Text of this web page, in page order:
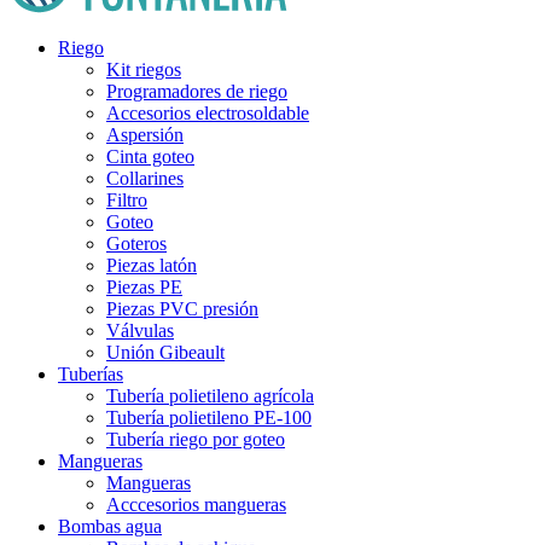
Riego
Kit riegos
Programadores de riego
Accesorios electrosoldable
Aspersión
Cinta goteo
Collarines
Filtro
Goteo
Goteros
Piezas latón
Piezas PE
Piezas PVC presión
Válvulas
Unión Gibeault
Tuberías
Tubería polietileno agrícola
Tubería polietileno PE-100
Tubería riego por goteo
Mangueras
Mangueras
Acccesorios mangueras
Bombas agua